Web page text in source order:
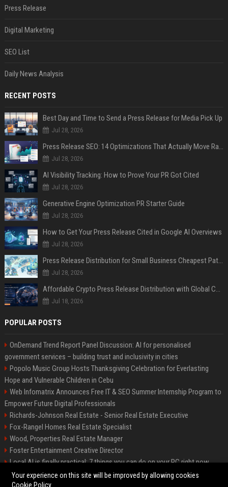
Press Release
Digital Marketing
SEO List
Daily News Analysis
RECENT POSTS
Best Day and Time to Send a Press Release for Media Pick Up
Jul 28, 2026
Press Release SEO: 14 Optimizations That Actually Move Rankings
Jul 28, 2026
AI Visibility Tracking: How to Prove Your PR Got Cited
Jul 28, 2026
Generative Engine Optimization PR Starter Guide
Jul 28, 2026
How to Get Your Press Release Cited in Google AI Overviews
Jul 28, 2026
Press Release Distribution for Small Business Cheapest Path to Real Coverage
Jul 28, 2026
Affordable Crypto Press Release Distribution with Global Coverage
Jul 18, 2026
POPULAR POSTS
OnDemand Trend Report Panel Discussion: AI for personalised
government services – building trust and inclusivity in cities
Popolo Music Group Hosts Thanksgiving Celebration for Everlasting
Hope and Vulnerable Children in Cebu
Web Infomatrix Announces Free IT & SEO Summer Internship Program to
Empower Future Digital Professionals
Richards-Johnson Real Estate - Senior Real Estate Executive
Fox-Rangel Homes Real Estate Specialist
Wood, Properties Real Estate Manager
Foster Entertainment Creative Director
Local AI is finally practical: 7 things you can do on your PC right now
Hamilton-Gallagher Voyage Travel Manager
Your experience on this site will be improved by allowing cookies
Cookie Policy